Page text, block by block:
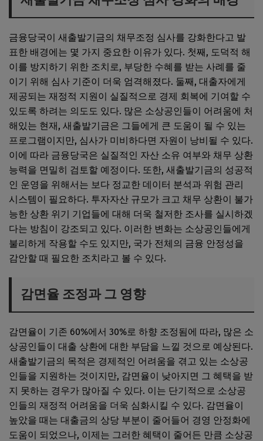
금융당국이 새출발기금의 채무조정 심사를 강화한다고 발
표한 배경에는 몇 가지 중요한 이유가 있다. 첫째, 도덕적 해
이를 방지하기 위한 조치로, 부당한 수혜를 받는 사례를 줄
이기 위해 심사 기준이 더욱 엄격해졌다. 둘째, 대출자에게
제공되는 재정적 지원이 실질적으로 경제 회복에 기여할 수
있도록 하려는 의도도 있다. 많은 소상공인들이 어려움에 처
해있는 현재, 새출발기금은 그들에게 큰 도움이 될 수 있는
프로그램이지만, 심사가 미비하다면 자원이 낭비될 수 있다.
이에 따라 금융당국은 실질적인 자산 소유 여부와 채무 상환
능력을 면밀히 검토할 예정이다. 또한, 새출발기금의 성공적
인 운영을 위해서는 보다 정교한 데이터 분석과 위험 관리
시스템이 필요하다. 투자자산 규모가 크고 채무 상환이 불가
능한 상환 위기 기업들에 대해 더욱 철저한 조사를 실시하겠
다는 방침이 강조되고 있다. 이러한 변화는 소상공인들에게
불리하게 작용할 수도 있지만, 국가 전체의 금융 안정성을
감안할 때 필요한 조치라고 볼 수 있다.
감면율 조정과 그 영향
감면율이 기존 60%에서 30%로 하향 조정됨에 따라, 많은 소
상공인들이 대출 상환에 대한 부담을 느낄 것으로 예상된다.
새출발기금의 목적은 경제적인 어려움을 겪고 있는 소상공
인들을 지원하는 것이지만, 감면율이 낮아지면 그 혜택을 받
지 못하는 경우가 많아질 수 있다. 이는 단기적으로 소상공
인들의 재정적 어려움을 더욱 심화시킬 수 있다. 감면율이
높았을 때는 대출금의 상당 부분이 줄어들어 경영 안정화에
도움이 되었으나, 이제는 그러한 혜택이 줄어든 만큼 소상공